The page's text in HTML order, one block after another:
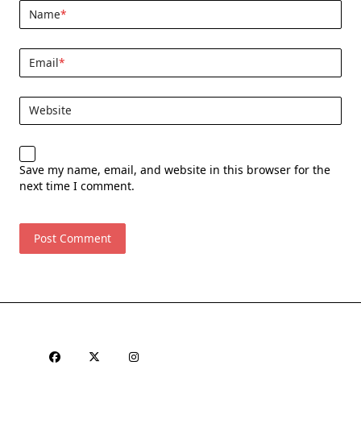
Name*
Email*
Website
Save my name, email, and website in this browser for the
next time I comment.